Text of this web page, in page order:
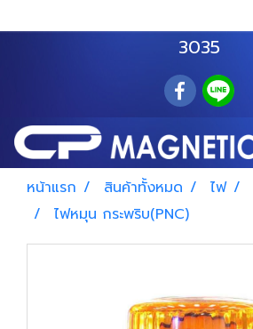
3035
หน้าแรก สินค้าทั้งหมด ไฟ
ไฟหมุน กระพริบ(PNC)